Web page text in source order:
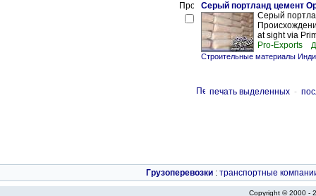
Серый портланд цемент
Серый
at sight via
Pro-Exports
Строительные материалы
печать выделенных -
Грузоперевозки : транспортные
Copyright © 2000 -